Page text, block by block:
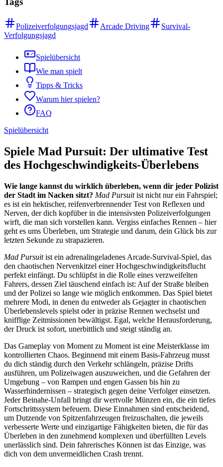
Polizeiverfolgungsjagd Arcade Driving
Survival-
Verfolgungsjagd
Spielübersicht
Wie man spielt
Tipps & Tricks
Warum hier spielen?
FAQ
Spielübersicht
Spiele Mad Pursuit: Der ultimative Test
des Hochgeschwindigkeits-Überlebens
Wie lange kannst du wirklich überleben, wenn dir jeder Polizist
der Stadt im Nacken sitzt? Mad Pursuitist nicht nur ein Fahrspiel;
es ist ein hektischer, reifenverbrennender Test von Reflexen und
Nerven, der dich kopfüber in die intensivsten Polizeiverfolgungen
wirft, die man sich vorstellen kann. Vergiss einfaches Rennen – hier
geht es ums Überleben, um Strategie und darum, dein Glück bis zur
letzten Sekunde zu strapazieren.
Mad Pursuitist ein adrenalingeladenes Arcade-Survival-Spiel, das
den chaotischen Nervenkitzel einer Hochgeschwindigkeitsflucht
perfekt einfängt. Du schlüpfst in die Rolle eines verzweifelten
Fahrers, dessen Ziel täuschend einfach ist: Auf der Straße bleiben
und der Polizei so lange wie möglich entkommen. Das Spiel bietet
mehrere Modi, in denen du entweder als Gejagter in chaotischen
Überlebenslevels spielst oder in präzise Rennen wechselst und
knifflige Zeitmissionen bewältigst. Egal, welche Herausforderung,
der Druck ist sofort, unerbittlich und steigt ständig an.
Das Gameplay von Moment zu Moment ist eine Meisterklasse im
kontrollierten Chaos. Beginnend mit einem Basis-Fahrzeug musst
du dich ständig durch den Verkehr schlängeln, präzise Drifts
ausführen, um Polizeiwagen auszuweichen, und die Gefahren der
Umgebung – von Rampen und engen Gassen bis hin zu
Wasserhindernissen – strategisch gegen deine Verfolger einsetzen.
Jeder Beinahe-Unfall bringt dir wertvolle Münzen ein, die ein tiefes
Fortschrittssystem befeuern. Diese Einnahmen sind entscheidend,
um Dutzende von Spitzenfahrzeugen freizuschalten, die jeweils
verbesserte Werte und einzigartige Fähigkeiten bieten, die für das
Überleben in den zunehmend komplexen und überfüllten Levels
unerlässlich sind. Dein fahrerisches Können ist das Einzige, was
dich von dem unvermeidlichen Crash trennt.